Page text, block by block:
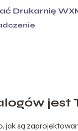
Drukarnię
jest
jak są